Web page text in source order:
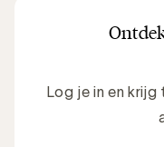
Log je in en